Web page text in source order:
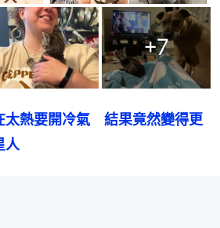
+7
太熱要開冷氣　結果竟然變得更
人